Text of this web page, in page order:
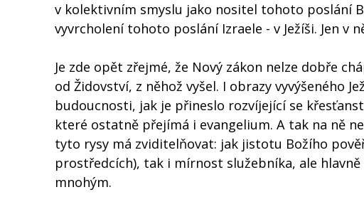
v kolektivním smyslu jako nositel tohoto poslání
vyvrcholení tohoto poslání Izraele - v Ježíši. Jen v
Je zde opět zřejmé, že Nový zákon nelze dobře
od Židovství, z něhož vyšel. I obrazy vyvýšeného
budoucnosti, jak je přineslo rozvíjející se
které ostatně přejímá i evangelium. A tak na ně
tyto rysy má zviditelňovat: jak jistotu Božího
prostředcích), tak i mírnost služebníka, ale
mnohým.